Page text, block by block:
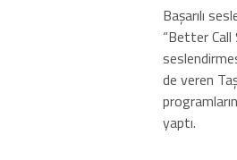
Başarılı
“Better Call
de veren
yaptı.